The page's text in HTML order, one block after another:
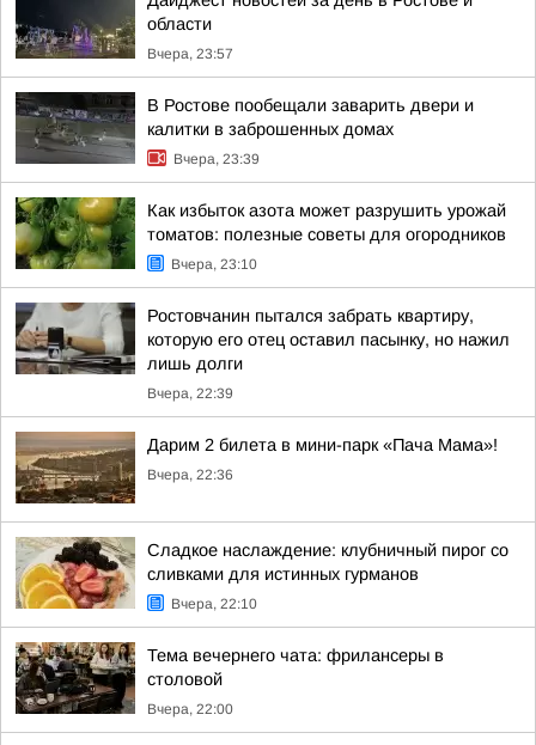
области
Вчера, 23:57
В Ростове пообещали заварить двери и
калитки в заброшенных домах
Вчера, 23:39
Как избыток азота может разрушить урожай
томатов: полезные советы для огородников
Вчера, 23:10
Ростовчанин пытался забрать квартиру,
которую его отец оставил пасынку, но нажил
лишь долги
Вчера, 22:39
Дарим 2 билета в мини-парк «Пача Мама»!
Вчера, 22:36
Сладкое наслаждение: клубничный пирог со
сливками для истинных гурманов
Вчера, 22:10
Тема вечернего чата: фрилансеры в
столовой
Вчера, 22:00